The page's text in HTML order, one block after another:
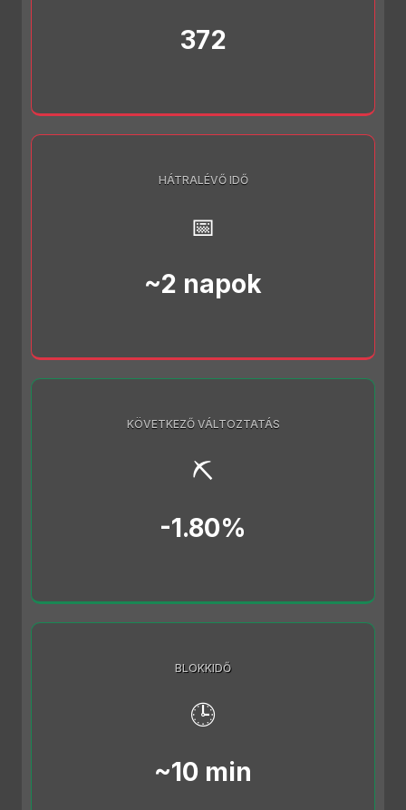
372
HÁTRALÉVŐ IDŐ
📅
~2 napok
KÖVETKEZŐ VÁLTOZTATÁS
⛏️
-1.80%
BLOKKIDŐ
🕒
~10 min